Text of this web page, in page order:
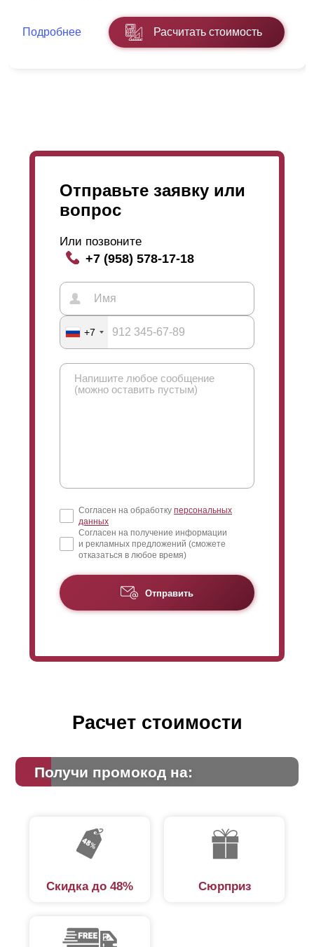
покрытием мы применяем все ноу-хау. Заказчик
получит готовое изделие с качественной и прочной
ограничений в процессе работы.
Подробнее Расчитать стоимость
Отправьте заявку или
вопрос
Или позвоните
+7 (958) 578-17-18
+7
Согласен на обработку персональных
данных
Согласен на получение информации
и рекламных предложений (сможете
отказаться в любое время)
Отправить
Расчет стоимости
Получи промокод на:
Скидка до 48% Сюрприз